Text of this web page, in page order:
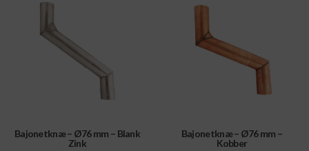
Bajonetknæ – Ø76 mm – Blank
Zink
Bajonetknæ – Ø76 mm –
Kobber